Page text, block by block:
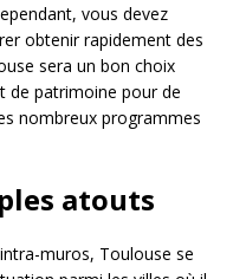
vous devez
obtenir rapidement des
sera un bon choix
de patrimoine pour de
nombreux programmes
atouts
muros, Toulouse se